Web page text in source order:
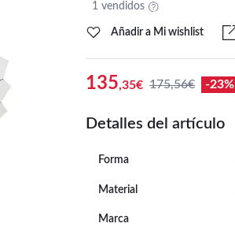
1 vendidos
Añadir a Mi wishlist
135,35€ 175,56€ -23%
Detalles del artículo
Forma
Material
Marca